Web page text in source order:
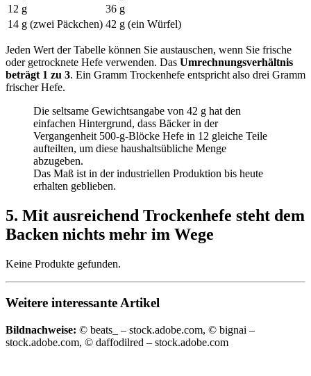
12 g
36 g
14 g (zwei Päckchen) 42 g (ein Würfel)
Jeden Wert der Tabelle können Sie austauschen, wenn Sie frische
oder getrocknete Hefe verwenden. Das Umrechnungsverhältnis
beträgt 1 zu 3. Ein Gramm Trockenhefe entspricht also drei Gramm
frischer Hefe.
Die seltsame Gewichtsangabe von 42 g hat den
einfachen Hintergrund, dass Bäcker in der
Vergangenheit 500-g-Blöcke Hefe in 12 gleiche Teile
aufteilten, um diese haushaltsübliche Menge
abzugeben.
Das Maß ist in der industriellen Produktion bis heute
erhalten geblieben.
5. Mit ausreichend Trockenhefe steht dem
Backen nichts mehr im Wege
Keine Produkte gefunden.
Weitere interessante Artikel
Bildnachweise: © beats_ – stock.adobe.com, © bignai –
stock.adobe.com, © daffodilred – stock.adobe.com